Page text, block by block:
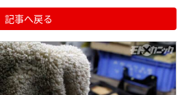
記事へ戻る